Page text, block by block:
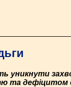
уникнути
та дефіцитом